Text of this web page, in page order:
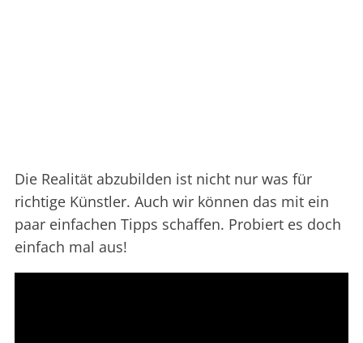
Die Realität abzubilden ist nicht nur was für
richtige Künstler. Auch wir können das mit ein
paar einfachen Tipps schaffen. Probiert es doch
einfach mal aus!